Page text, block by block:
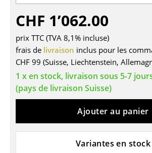
Tables
Tables de repas
Tables d’appoint
Tables basses
Bureaux & Secrétaires
Secrétaires & Tables PC
Tables de conférence et Pupitres
Tables hautes & Pupitres
CHF 1’062.00
prix TTC (TVA 8,1% incluse)
frais de livraison inclus pour les
CHF 99 (Suisse, Liechtenstein,
1 x en stock, livraison sous 5-7
(pays de livraison Suisse)
Ajouter au panier
Variantes en stock